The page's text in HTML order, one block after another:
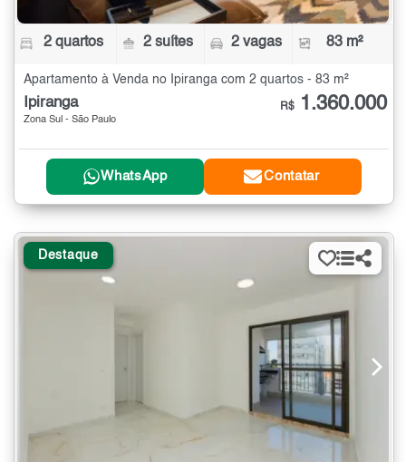
2 quartos 2 suítes 2 vagas 83 m²
Apartamento à Venda no Ipiranga com 2 quartos - 83 m²
Ipiranga
Zona Sul - São Paulo
R$ 1.360.000
WhatsApp Contatar
Destaque